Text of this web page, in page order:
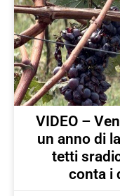
VIDEO –
un anno di
tetti
conta i